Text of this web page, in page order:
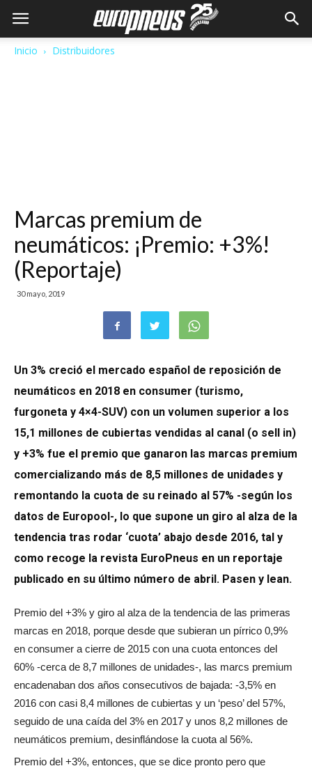
Inicio Distribuidores
Marcas premium de
neumáticos: ¡Premio: +3%!
(Reportaje)
30 mayo, 2019
Un 3% creció el mercado español de reposición de
neumáticos en 2018 en consumer (turismo,
furgoneta y 4×4-SUV) con un volumen superior a los
15,1 millones de cubiertas vendidas al canal (o sell in)
y +3% fue el premio que ganaron las marcas premium
comercializando más de 8,5 millones de unidades y
remontando la cuota de su reinado al 57% -según los
datos de Europool-, lo que supone un giro al alza de la
tendencia tras rodar ‘cuota’ abajo desde 2016, tal y
como recoge la revista EuroPneus en un reportaje
publicado en su último número de abril. Pasen y lean.
Premio del +3% y giro al alza de la tendencia de las primeras
marcas en 2018, porque desde que subieran un pírrico 0,9%
en consumer a cierre de 2015 con una cuota entonces del
60% -cerca de 8,7 millones de unidades-, las marcs premium
encadenaban dos años consecutivos de bajada: -3,5% en
2016 con casi 8,4 millones de cubiertas y un ‘peso’ del 57%,
seguido de una caída del 3% en 2017 y unos 8,2 millones de
neumáticos premium, desinflándose la cuota al 56%.
Premio del +3%, entonces, que se dice pronto pero que